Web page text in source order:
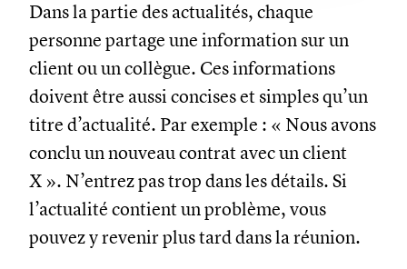
Dans la partie des actualités, chaque
personne partage une information sur un
client ou un collègue. Ces informations
doivent être aussi concises et simples qu’un
titre d’actualité. Par exemple : « Nous avons
conclu un nouveau contrat avec un client
X ». N’entrez pas trop dans les détails. Si
l’actualité contient un problème, vous
pouvez y revenir plus tard dans la réunion.